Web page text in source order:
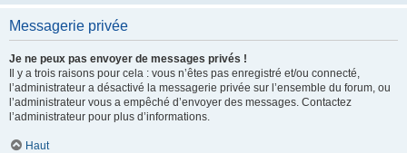
Messagerie privée
Je ne peux pas envoyer de messages privés !
Il y a trois raisons pour cela : vous n’êtes pas enregistré et/ou connecté,
l’administrateur a désactivé la messagerie privée sur l’ensemble du forum, ou
l’administrateur vous a empêché d’envoyer des messages. Contactez
l’administrateur pour plus d’informations.
Haut